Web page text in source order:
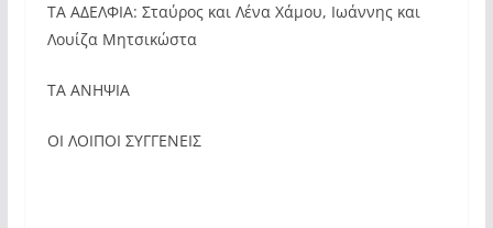
ΤΑ ΑΔΕΛΦΙΑ: Σταύρος και Λένα Χάμου, Ιωάννης και
Λουίζα Μητσικώστα
ΤΑ ΑΝΗΨΙΑ
ΟΙ ΛΟΙΠΟΙ ΣΥΓΓΕΝΕΙΣ